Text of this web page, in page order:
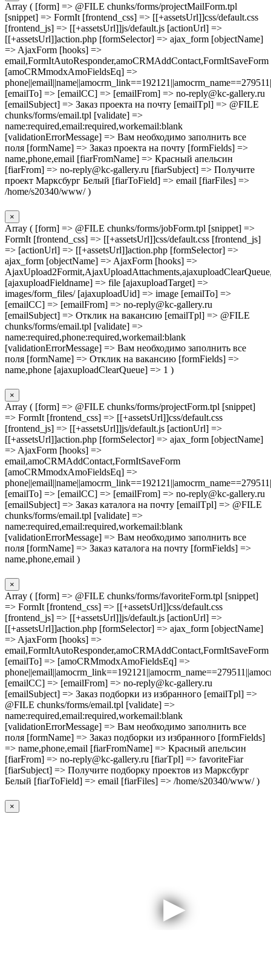
Array ( [form] => @FILE chunks/forms/projectMailForm.tpl
[snippet] => FormIt [frontend_css] => [[+assetsUrl]]css/default.css
[frontend_js] => [[+assetsUrl]]js/default.js [actionUrl] =>
[[+assetsUrl]]action.php [formSelector] => ajax_form [objectName]
=> AjaxForm [hooks] =>
email,FormItAutoResponder,amoCRMAddContact,FormItSaveForm
[amoCRMmodxAmoFieldsEq] =>
[emailTo] => [emailCC] => [emailFrom] => no-reply@kc-gallery.ru
[emailSubject] => Заказ проекта на почту [emailTpl] => @FILE
chunks/forms/email.tpl [validate] =>
name:required,email:required,workemail:blank
[validationErrorMessage] => Вам необходимо заполнить все
поля [formName] => Заказ проекта на почту [formFields] =>
name,phone,email [fiarFromName] => Красный апельсин
[fiarFrom] => no-reply@kc-gallery.ru [fiarSubject] => Получите
проект Марксбург Белый [fiarToField] => email [fiarFiles] =>
/home/s20340/www/ )
×
Array ( [form] => @FILE chunks/forms/jobForm.tpl [snippet] =>
FormIt [frontend_css] => [[+assetsUrl]]css/default.css [frontend_js]
=> [actionUrl] => [[+assetsUrl]]action.php [formSelector] =>
ajax_form [objectName] => AjaxForm [hooks] =>
[ajaxuploadFieldname] => file [ajaxuploadTarget] =>
images/form_files/ [ajaxuploadUid] => image [emailTo] =>
[emailCC] => [emailFrom] => no-reply@kc-gallery.ru
[emailSubject] => Отклик на вакансию [emailTpl] => @FILE
chunks/forms/email.tpl [validate] =>
name:required,phone:required,workemail:blank
[validationErrorMessage] => Вам необходимо заполнить все
поля [formName] => Отклик на вакансию [formFields] =>
name,phone [ajaxuploadClearQueue] => 1 )
×
Array ( [form] => @FILE chunks/forms/projectForm.tpl [snippet]
=> FormIt [frontend_css] => [[+assetsUrl]]css/default.css
[frontend_js] => [[+assetsUrl]]js/default.js [actionUrl] =>
[[+assetsUrl]]action.php [formSelector] => ajax_form [objectName]
=> AjaxForm [hooks] =>
email,amoCRMAddContact,FormItSaveForm
[amoCRMmodxAmoFieldsEq] =>
[emailTo] => [emailCC] => [emailFrom] => no-reply@kc-gallery.ru
[emailSubject] => Заказ каталога на почту [emailTpl] => @FILE
chunks/forms/email.tpl [validate] =>
name:required,email:required,workemail:blank
[validationErrorMessage] => Вам необходимо заполнить все
поля [formName] => Заказ каталога на почту [formFields] =>
name,phone,email )
×
Array ( [form] => @FILE chunks/forms/favoriteForm.tpl [snippet]
=> FormIt [frontend_css] => [[+assetsUrl]]css/default.css
[frontend_js] => [[+assetsUrl]]js/default.js [actionUrl] =>
[[+assetsUrl]]action.php [formSelector] => ajax_form [objectName]
=> AjaxForm [hooks] =>
email,FormItAutoResponder,amoCRMAddContact,FormItSaveForm
[emailTo] => [amoCRMmodxAmoFieldsEq] =>
[emailCC] => [emailFrom] => no-reply@kc-gallery.ru
[emailSubject] => Заказ подборки из избранного [emailTpl] =>
@FILE chunks/forms/email.tpl [validate] =>
name:required,email:required,workemail:blank
[validationErrorMessage] => Вам необходимо заполнить все
поля [formName] => Заказ подборки из избранного [formFields]
=> name,phone,email [fiarFromName] => Красный апельсин
[fiarFrom] => no-reply@kc-gallery.ru [fiarTpl] => favoriteFiar
[fiarSubject] => Получите подборку проектов из Марксбург
Белый [fiarToField] => email [fiarFiles] => /home/s20340/www/ )
×